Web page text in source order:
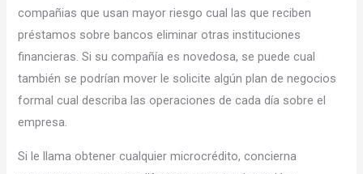
compañias que usan mayor riesgo cual las que reciben
préstamos sobre bancos eliminar otras instituciones
financieras. Si su compañía es novedosa, se puede cual
también se podrí­an mover le solicite algún plan de negocios
formal cual describa las operaciones de cada día sobre el
empresa.
Si le llama obtener cualquier microcrédito, concierna